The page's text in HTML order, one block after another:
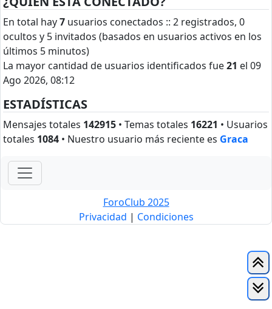
En total hay7 usuarios conectados :: 2 registrados, 0
ocultos y 5 invitados (basados en usuarios activos en los
últimos 5 minutos)
La mayor cantidad de usuarios identificados fue21 el 09
Ago 2026, 08:12
ESTADÍSTICAS
Mensajes totales 142915 • Temas totales 16221 • Usuarios
totales 1084 • Nuestro usuario más reciente es Graca
ForoClub 2025
Privacidad | Condiciones